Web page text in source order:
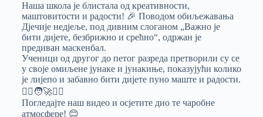
Наша школа је блистала од креативности,
маштовитости и радости! 🎉 Поводом обиљежавања
Дјечије недјеље, под дивним слоганом „Важно је
бити дијете, безбрижно и срећно“, одржан је
предиван маскенбал.
Ученици од другог до петог разреда претворили су се
у своје омиљене јунаке и јунакиње, показујући колико
је лијепо и забавно бити дијете пуно маште и радости.
🦸‍♀️🧑‍🚀🧚‍♂️
Погледајте наш видео и осјетите дио те чаробне
атмосфере! 😊